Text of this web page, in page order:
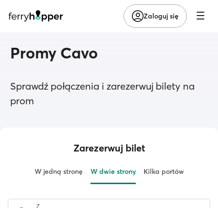
Zaloguj się
Promy Cavo
Sprawdź połączenia i zarezerwuj bilety na
prom
Zarezerwuj bilet
W jedną stronę W dwie strony Kilka portów
Z